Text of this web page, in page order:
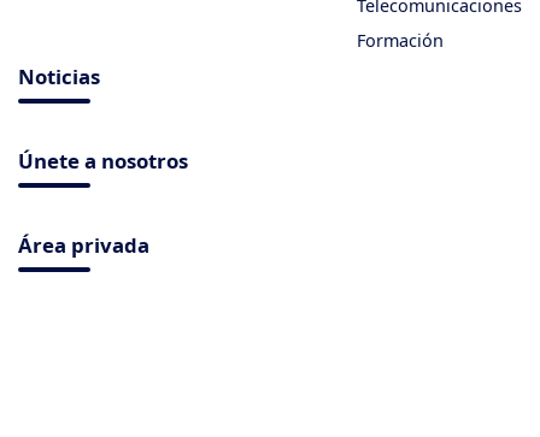
Telecomunicaciones
Formación
Noticias
Únete a nosotros
Área privada